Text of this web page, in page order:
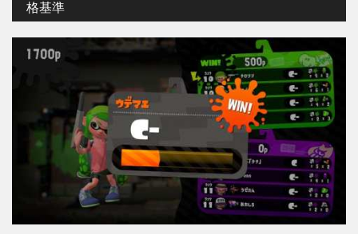
格基準